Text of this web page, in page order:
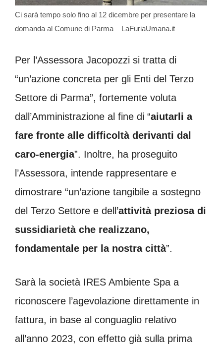
Ci sarà tempo solo fino al 12 dicembre per presentare la
domanda al Comune di Parma – LaFuriaUmana.it
Per l’Assessora Jacopozzi si tratta di
“un’azione concreta per gli Enti del Terzo
Settore di Parma”, fortemente voluta
dall’Amministrazione al fine di “aiutarli a
fare fronte alle difficoltà derivanti dal
caro-energia”. Inoltre, ha proseguito
l’Assessora, intende rappresentare e
dimostrare “un’azione tangibile a sostegno
del Terzo Settore e dell’attività preziosa di
sussidiarietà che realizzano,
fondamentale per la nostra città”.
Sarà la società IRES Ambiente Spa a
riconoscere l’agevolazione direttamente in
fattura, in base al conguaglio relativo
all’anno 2023, con effetto già sulla prima